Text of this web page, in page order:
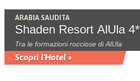
ARABIA SAUDITA
Shaden Resort AlUla 4*
Tra le formazioni rocciose di AlUla
Scopri l'Hotel »